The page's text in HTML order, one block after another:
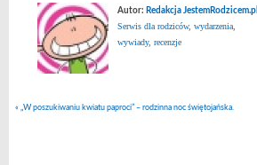
Autor: Redakcja JestemRodzicem.pl
Serwis dla rodziców, wydarzenia,
wywiady, recenzje
« „W poszukiwaniu kwiatu paproci” – rodzinna noc świętojańska.